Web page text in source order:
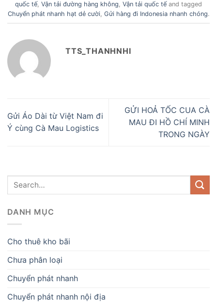
quốc tế, Vận tải đường hàng không, Vận tải quốc tế and tagged
Chuyển phát nhanh hạt dẻ cười, Gửi hàng đi Indonesia nhanh chóng.
TTS_THANHNHI
Gửi Áo Dài từ Việt Nam đi
Ý cùng Cà Mau Logistics
GỬI HOẢ TỐC CUA CÀ
MAU ĐI HỒ CHÍ MINH
TRONG NGÀY
DANH MỤC
Cho thuê kho bãi
Chưa phân loại
Chuyển phát nhanh
Chuyển phát nhanh nội địa